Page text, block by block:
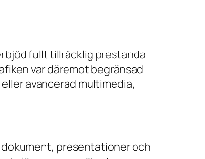
fullt tillräcklig prestanda
var däremot begränsad
avancerad multimedia,
dokument, presentationer och